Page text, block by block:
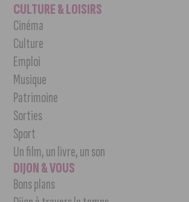
CULTURE & LOISIRS
Cinéma
Culture
Emploi
Musique
Patrimoine
Sorties
Sport
Un film, un livre, un son
DIJON & VOUS
Bons plans